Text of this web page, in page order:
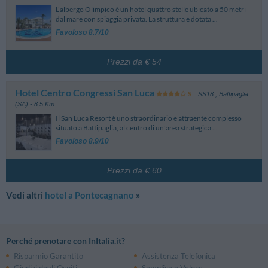
Centro Sportivo
Villaggio Del Sole
Via Carmine Calo - Corvinia
L'albergo Olimpico è un hotel quattro stelle ubicato a 50 metri
dal mare con spiaggia privata. La struttura è dotata ...
Favoloso 8.7/10
Prezzi da € 54
Hotel Centro Congressi San Luca SS18
Battipaglia
(SA) - 8.5 Km
Il San Luca Resort è uno straordinario e attraente complesso
situato a Battipaglia, al centro di un'area strategica ...
Favoloso 8.9/10
Prezzi da € 60
Vedi altri hotel a Pontecagnano »
Perché prenotare con InItalia.it?
Risparmio Garantito
Assistenza Telefonica